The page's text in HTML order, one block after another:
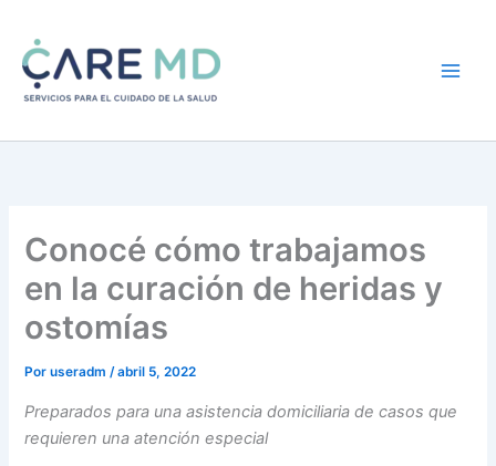
contenido
Conocé cómo trabajamos
en la curación de heridas y
ostomías
Poruseradm/abril 5, 2022
Preparados para una asistencia domiciliaria de casos que
requieren una atención especial